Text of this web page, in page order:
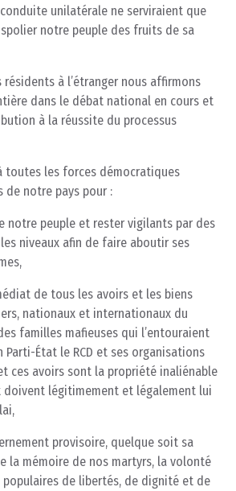
unilatérale ne serviraient que
notre peuple des fruits de sa
résidents à l’étranger nous affirmons
dans le débat national en cours et
à la réussite du processus
toutes les forces démocratiques
notre pays pour :
notre peuple et rester vigilants par des
niveaux afin de faire aboutir ses
de tous les avoirs et les biens
nationaux et internationaux du
familles mafieuses qui l’entouraient
Parti-État le RCD et ses organisations
ces avoirs sont la propriété inaliénable
doivent légitimement et légalement lui
provisoire, quelque soit sa
la mémoire de nos martyrs, la volonté
de libertés, de dignité et de